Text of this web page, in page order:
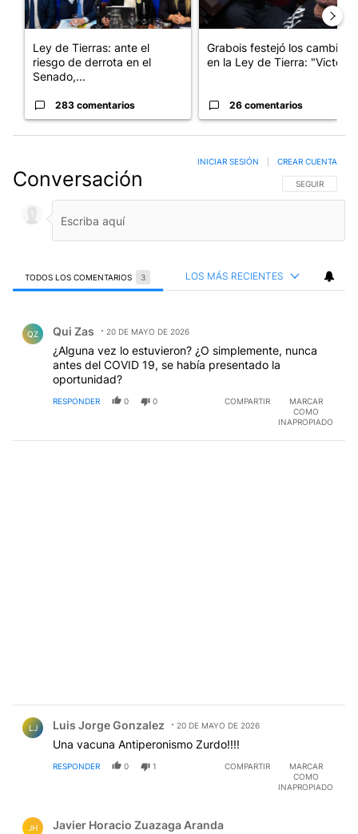
Ley de Tierras: ante el
riesgo de derrota en el
Senado,...
283 comentarios
Grabois festejó los cambios
en la Ley de Tierra: "Victo...
26 comentarios
Conversación SIGA ESTA
SEGUIR
INICIAR SESIÓN CREAR CUENTA
TODOS LOS COMENTARIOS 3 LOS MÁS RECIENTES
QZ Qui Zas 20 DE MAYO DE 2026
¿Alguna vez lo estuvieron? ¿O simplemente, nunca
antes del COVID 19, se había presentado la
oportunidad?
RESPONDER 0 0 COMPARTIR
MARCAR
COMO
INAPROPIADO
LJ Luis Jorge Gonzalez 20 DE MAYO DE 2026
Una vacuna Antiperonismo Zurdo!!!!
RESPONDER 0 1 COMPARTIR
MARCAR
COMO
INAPROPIADO
JH Javier Horacio Zuazaga Aranda